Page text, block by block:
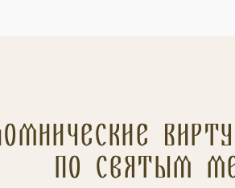
по святым